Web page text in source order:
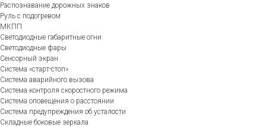
Распознавание дорожных знаков
Руль с подогревом
МКПП
Светодиодные габаритные огни
Светодиодные фары
Сенсорный экран
Система «старт-стоп»
Система аварийного вызова
Система контроля скоростного режима
Система оповещения о расстоянии
Система предупреждения об усталости
Складные боковые зеркала